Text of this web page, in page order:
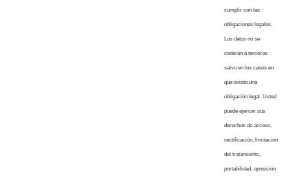
cumplir con las
obligaciones legales.
Los datos no se
cederán a terceros
salvo en los casos en
que exista una
obligación legal. Usted
puede ejercer sus
derechos de acceso,
rectificación, limitación
del tratamiento,
portabilidad, oposición